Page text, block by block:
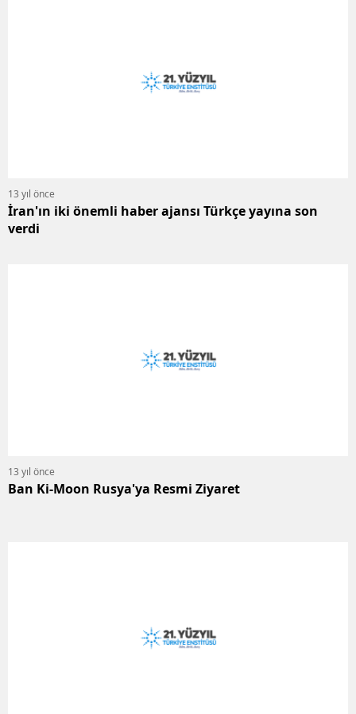
13 yıl önce
İran'ın iki önemli haber ajansı Türkçe yayına son
verdi
13 yıl önce
Ban Ki-Moon Rusya'ya Resmi Ziyaret